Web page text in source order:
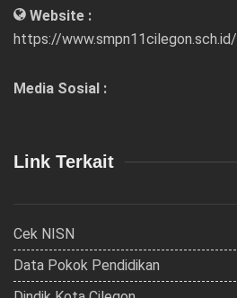
Website :
https://www.smpn11cilegon.sch.id/
Media Sosial :
Link Terkait
Cek NISN
Data Pokok Pendidikan